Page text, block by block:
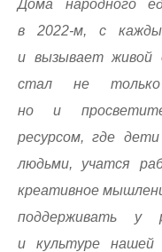
Дома народного
в 2022-м, с
и вызывает живой
стал не
но и
ресурсом, где
людьми, учатся
креативное
поддерживать у
и культуре